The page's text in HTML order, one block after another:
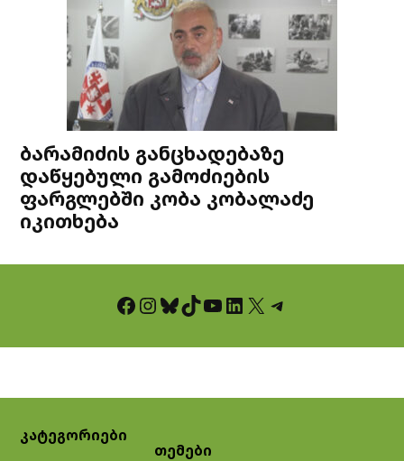
ბარამიძის განცხადებაზე
დაწყებული გამოძიების
ფარგლებში კობა კობალაძე
იკითხება
Facebook InstagramBluesky TikTok YouTube LinkedIn X Telegram
კატეგორიები
თემები